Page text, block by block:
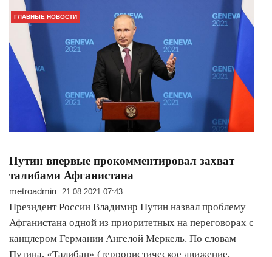
ГЛАВНЫЕ НОВОСТИ
Путин впервые прокомментировал захват
талибами Афганистана
metroadmin 21.08.2021 07:43
Президент России Владимир Путин назвал проблему
Афганистана одной из приоритетных на переговорах с
канцлером Германии Ангелой Меркель. По словам
Путина, «Талибан» (террористическое движение,